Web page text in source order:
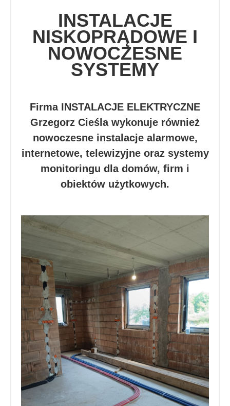
INSTALACJE
NISKOPRĄDOWE I
NOWOCZESNE
SYSTEMY
Firma INSTALACJE ELEKTRYCZNE
Grzegorz Cieśla wykonuje również
nowoczesne instalacje alarmowe,
internetowe, telewizyjne oraz systemy
monitoringu dla domów, firm i
obiektów użytkowych.